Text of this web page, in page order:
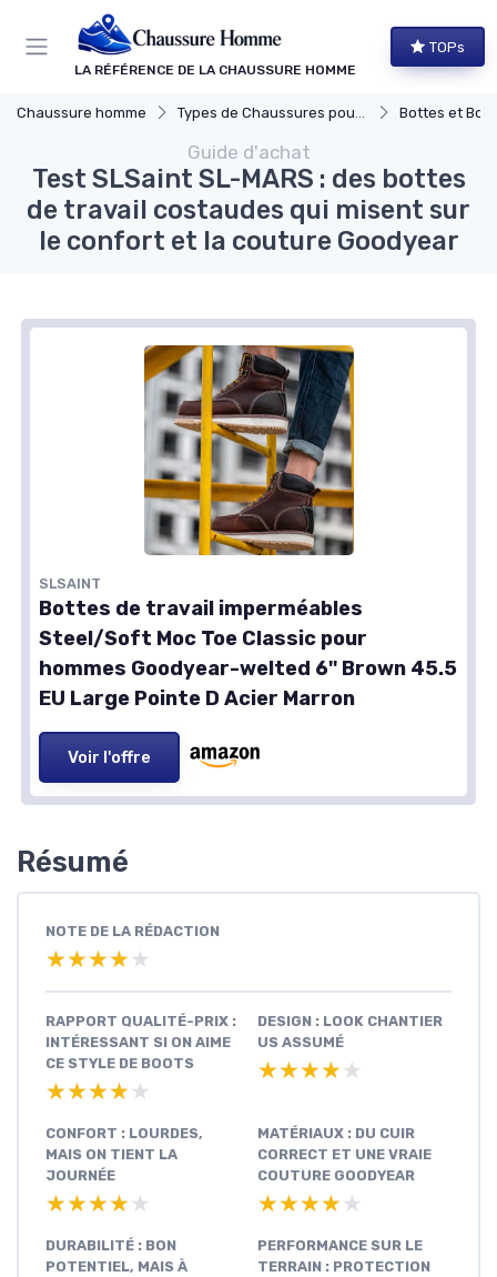
LA RÉFÉRENCE DE LA CHAUSSURE HOMME
TOPs
Chaussure homme Types de Chaussures pour Hommes Bottes et
Guide d'achat
Test SLSaint SL-MARS : des bottes
de travail costaudes qui misent sur
le confort et la couture Goodyear
SLSAINT
Bottes de travail imperméables
Steel/Soft Moc Toe Classic pour
hommes Goodyear-welted 6'' Brown 45.5
EU Large Pointe D Acier Marron
Voir l'offre
Résumé
NOTE DE LA RÉDACTION
★★★★★
★★★★★
RAPPORT QUALITÉ-PRIX :
INTÉRESSANT SI ON AIME
CE STYLE DE BOOTS
★★★★★
★★★★★
DESIGN : LOOK CHANTIER
US ASSUMÉ
★★★★★
★★★★★
CONFORT : LOURDES,
MAIS ON TIENT LA
JOURNÉE
★★★★★
★★★★★
MATÉRIAUX : DU CUIR
CORRECT ET UNE VRAIE
COUTURE GOODYEAR
★★★★★
★★★★★
DURABILITÉ : BON
POTENTIEL, MAIS À
PERFORMANCE SUR LE
TERRAIN : PROTECTION
Panneau de gestion des cookies